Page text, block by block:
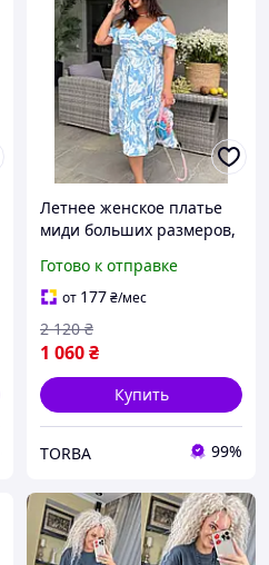
Летнее женское платье
миди больших размеров,
платье на каждый день
батал софт
Готово к отправке
от 177₴/мес
1 060₴
2 120 ₴
Купить
TORBA 99%